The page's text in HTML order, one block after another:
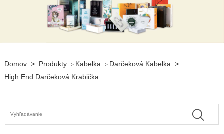
Domov > Produkty > Kabelka > Darčeková Kabelka >
High End Darčeková Krabička